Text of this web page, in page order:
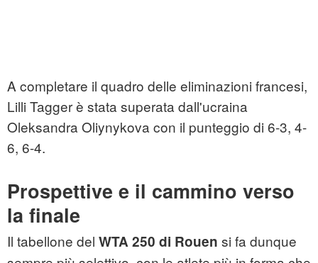
A completare il quadro delle eliminazioni francesi,
Lilli Tagger è stata superata dall'ucraina
Oleksandra Oliynykova con il punteggio di 6-3, 4-
6, 6-4.
Prospettive e il cammino verso
la finale
Il tabellone del WTA 250 di Rouen si fa dunque